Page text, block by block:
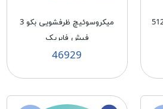
ميكروسوئيچ ظرفشويی بكو 3
فيش فابريک
46929